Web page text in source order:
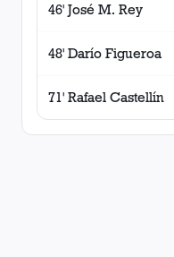
46' José M. Rey
48' Darío Figueroa
71' Rafael Castellín